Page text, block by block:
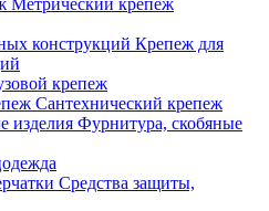
Метрический крепеж
Крепеж для
крепеж
Сантехнический крепеж
Фурнитура, скобяные
Средства защиты,